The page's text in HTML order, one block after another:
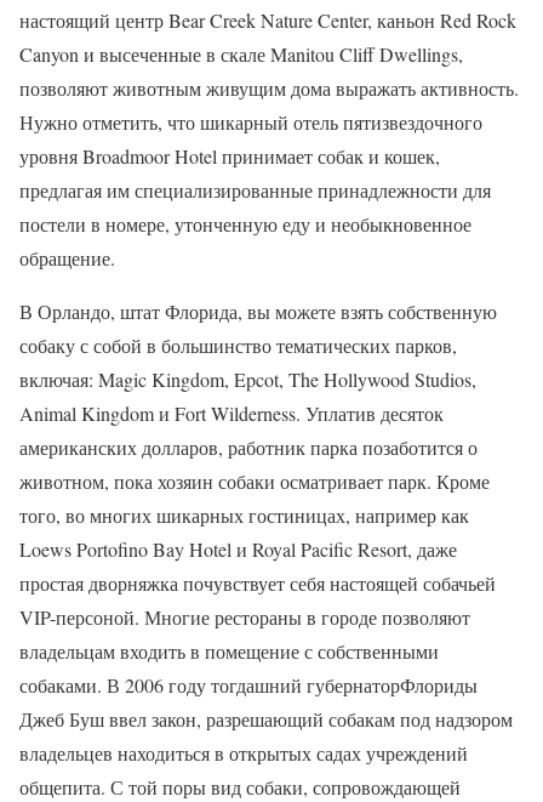
настоящий центр Bear Creek Nature Center, каньон Red Rock
Canyon и высеченные в скале Manitou Cliff Dwellings,
позволяют животным живущим дома выражать активность.
Нужно отметить, что шикарный отель пятизвездочного
уровня Broadmoor Hotel принимает собак и кошек,
предлагая им специализированные принадлежности для
постели в номере, утонченную еду и необыкновенное
обращение.
В Орландо, штат Флорида, вы можете взять собственную
собаку с собой в большинство тематических парков,
включая: Magic Kingdom, Epcot, The Hollywood Studios,
Animal Kingdom и Fort Wilderness. Уплатив десяток
американских долларов, работник парка позаботится о
животном, пока хозяин собаки осматривает парк. Кроме
того, во многих шикарных гостиницах, например как
Loews Portofino Bay Hotel и Royal Pacific Resort, даже
простая дворняжка почувствует себя настоящей собачьей
VIP-персоной. Многие рестораны в городе позволяют
владельцам входить в помещение с собственными
собаками. В 2006 году тогдашний губернаторФлориды
Джеб Буш ввел закон, разрешающий собакам под надзором
владельцев находиться в открытых садах учреждений
общепита. С той поры вид собаки, сопровождающей